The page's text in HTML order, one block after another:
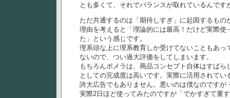
とも多くて、それでバランスが取れているんです
ただ共通するのは「期待しすぎ」に起因するもの
理由を考えると「理論的には最高！だけど実際使
た」という感じです。
理系頭な上に理系教育しか受けてないこともあっ
ないので、つい過大評価をしてしまいます。
もちろんポメラは、商品コンセプト自体はすばら
としての完成度は高いです。実際に活用されてい
誇大広告でもありません。悪いのは僕なのですが
実際2日ほど使ってみたのですが「でかすぎて重